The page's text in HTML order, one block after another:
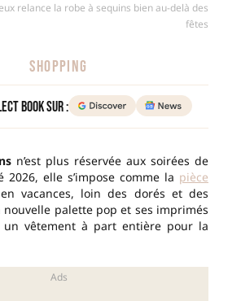
relance la robe à sequins bien au-delà des
fêtes
SHOPPING
Book sur :
n’est plus réservée aux soirées de
2026, elle s’impose comme la pièce
vacances, loin des dorés et des
nouvelle palette pop et ses imprimés
vêtement à part entière pour la